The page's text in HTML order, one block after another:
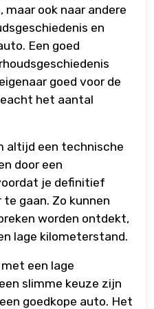
ook naar andere
en
Een goed
goed voor de
het aantal
altijd een technische
door een
je definitief
gaan. Zo kunnen
worden ontdekt,
lage kilometerstand.
een lage
slimme keuze zijn
goedkope auto. Het